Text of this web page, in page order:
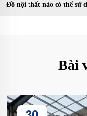
Đồ nội thất nào có thể sử
Bài